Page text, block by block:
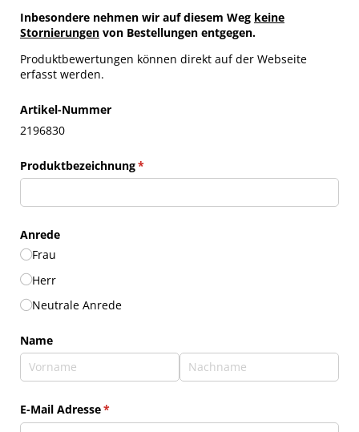
Inbesondere nehmen wir auf diesem Weg keine
Stornierungen von Bestellungen entgegen.
Produktbewertungen können direkt auf der Webseite
erfasst werden.
Artikel-Nummer
2196830
Produktbezeichnung*
(erforderlich)
Anrede
Frau
Herr
Neutrale Anrede
Name
E-Mail Adresse*
(erforderlich)